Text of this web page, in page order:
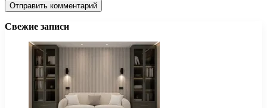
Свежие записи